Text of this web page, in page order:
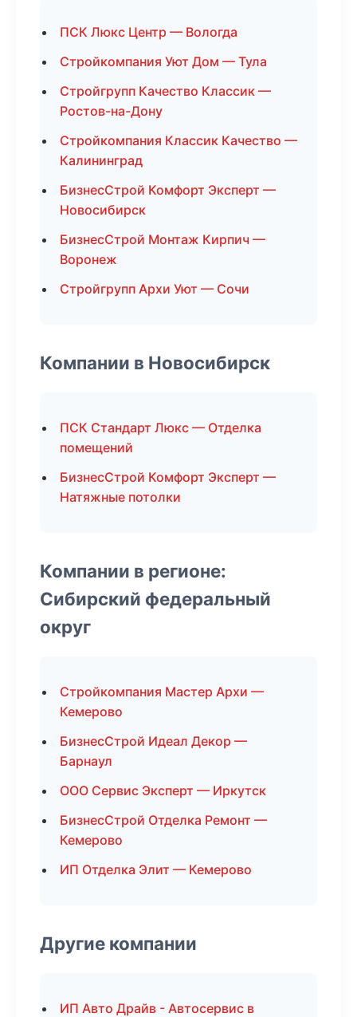
ПСК Люкс Центр — Вологда
Стройкомпания Уют Дом — Тула
Стройгрупп Качество Классик —
Ростов-на-Дону
Стройкомпания Классик Качество —
Калининград
БизнесСтрой Комфорт Эксперт —
Новосибирск
БизнесСтрой Монтаж Кирпич —
Воронеж
Стройгрупп Архи Уют — Сочи
Компании в Новосибирск
ПСК Стандарт Люкс — Отделка
помещений
БизнесСтрой Комфорт Эксперт —
Натяжные потолки
Компании в регионе:
Сибирский федеральный
округ
Стройкомпания Мастер Архи —
Кемерово
БизнесСтрой Идеал Декор —
Барнаул
ООО Сервис Эксперт — Иркутск
БизнесСтрой Отделка Ремонт —
Кемерово
ИП Отделка Элит — Кемерово
Другие компании
ИП Авто Драйв - Автосервис в